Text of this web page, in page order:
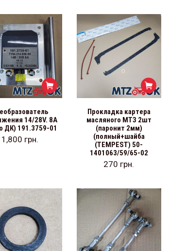
14/28V. 8А
ДК) 191.3759-01
1,800 грн.
Прокладка картера
масляного МТЗ 2шт
(паронит 2мм)
(полный+шайба
(TEMPEST) 50-
1401063/59/65-02
270 грн.